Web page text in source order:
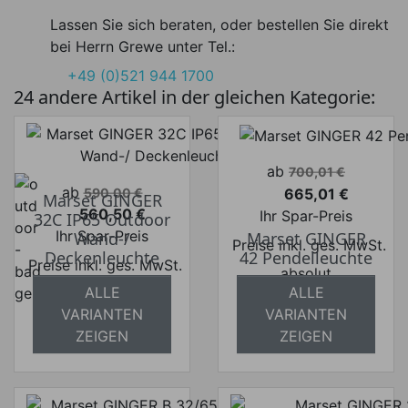
Lassen Sie sich beraten, oder bestellen Sie direkt
bei Herrn Grewe unter Tel.:
+49 (0)521 944 1700
24 andere Artikel in der gleichen Kategorie:
Verkaufspreis
ab 590,00 €
Preis
560,50 €
Ihr Spar-Preis
Preise inkl. ges. MwSt.
absolut
versandkostenfrei
Marset GINGER
32C IP65 Outdoor
Wand-/
Deckenleuchte
ALLE
VARIANTEN
ZEIGEN
Verkaufspreis
ab 700,01 €
Preis
665,01 €
Ihr Spar-Preis
Preise inkl. ges. MwSt.
absolut
versandkostenfrei
Marset GINGER
42 Pendelleuchte
ALLE
VARIANTEN
ZEIGEN